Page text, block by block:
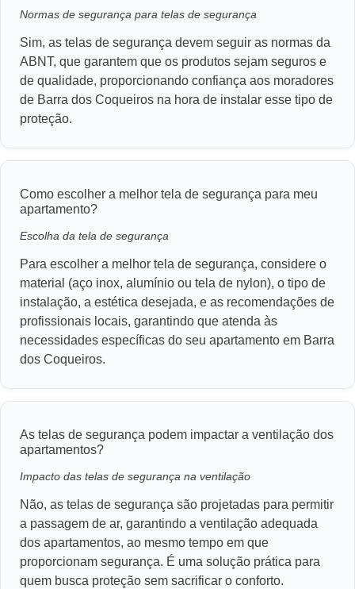
Normas de segurança para telas de segurança
Sim, as telas de segurança devem seguir as normas da
ABNT, que garantem que os produtos sejam seguros e
de qualidade, proporcionando confiança aos moradores
de Barra dos Coqueiros na hora de instalar esse tipo de
proteção.
Como escolher a melhor tela de segurança para meu
apartamento?
Escolha da tela de segurança
Para escolher a melhor tela de segurança, considere o
material (aço inox, alumínio ou tela de nylon), o tipo de
instalação, a estética desejada, e as recomendações de
profissionais locais, garantindo que atenda às
necessidades específicas do seu apartamento em Barra
dos Coqueiros.
As telas de segurança podem impactar a ventilação dos
apartamentos?
Impacto das telas de segurança na ventilação
Não, as telas de segurança são projetadas para permitir
a passagem de ar, garantindo a ventilação adequada
dos apartamentos, ao mesmo tempo em que
proporcionam segurança. É uma solução prática para
quem busca proteção sem sacrificar o conforto.